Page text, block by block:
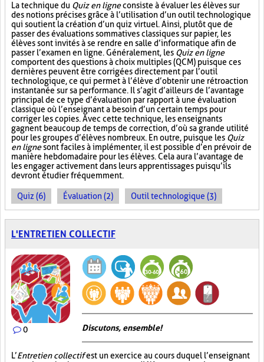
La technique du Quiz en ligneconsiste à évaluer les élèves sur
des notions précises grâce à l’utilisation d’un outil technologique
qui soutient la création d’un quiz virtuel. Ainsi, plutôt que de
passer des évaluations sommatives classiques sur papier, les
élèves sont invités à se rendre en salle d’informatique afin de
passer l’examen en ligne. Généralement, les Quiz en ligne
comportent des questions à choix multiples (QCM) puisque ces
dernières peuvent être corrigées directement par l’outil
technologique, ce qui permet à l’élève d’obtenir une rétroaction
instantanée sur sa performance. Il s’agit d’ailleurs de l’avantage
principal de ce type d’évaluation par rapport à une évaluation
classique où l’enseignant a besoin d’un certain temps pour
corriger les copies. Avec cette technique, les enseignants
gagnent beaucoup de temps de correction, d’où sa grande utilité
pour les groupes d’élèves nombreux. En outre, puisque les Quiz
en lignesont faciles à implémenter, il est possible d’en prévoir de
manière hebdomadaire pour les élèves. Cela aura l’avantage de
les engager activement dans leurs apprentissages puisqu’ils
devront étudier fréquemment.
Quiz (6) Évaluation (2) Outil technologique (3)
L'ENTRETIEN COLLECTIF
0 Discutons, ensemble!
L’Entretien collectifest un exercice au cours duquel l’enseignant